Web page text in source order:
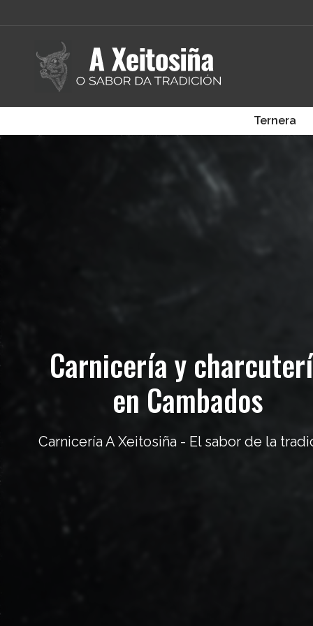
Ternera
Carnicería y
en Cambados
Carnicería A Xeitosiña - El sabor de la